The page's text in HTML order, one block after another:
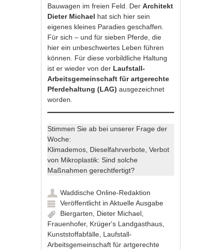
Bauwagen im freien Feld. DerArchitekt
Dieter Michael hat sich hier sein
eigenes kleines Paradies geschaffen.
Für sich – und für sieben Pferde, die
hier ein unbeschwertes Leben führen
können. Für diese vorbildliche Haltung
ist er wieder von der Laufstall-
Arbeitsgemeinschaft für artgerechte
Pferdehaltung (LAG) ausgezeichnet
worden.
Stimmen Sie ab bei unserer Frage der
Woche:
Klimademos, Dieselfahrverbote, Verbot
von Mikroplastik: Sind solche
Maßnahmen gerechtfertigt?
Waddische Online-Redaktion
Veröffentlicht inAktuelle Ausgabe
Biergarten
Dieter Michael
Frauenhofer, Krüger's Landgasthaus
Kunststoffabfälle Laufstall-
Arbeitsgemeinschaft für artgerechte